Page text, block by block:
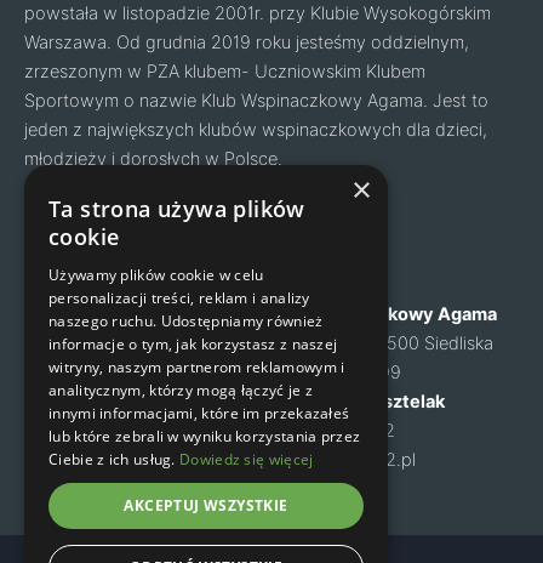
powstała w listopadzie 2001r. przy Klubie Wysokogórskim
Warszawa. Od grudnia 2019 roku jesteśmy oddzielnym,
zrzeszonym w PZA klubem- Uczniowskim Klubem
Sportowym o nazwie Klub Wspinaczkowy Agama. Jest to
jeden z największych klubów wspinaczkowych dla dzieci,
młodzieży i dorosłych w Polsce.
Facebook
Instagram
O nas
Cennik
Zapisy na zajęcia
Kontakt
Regulamin
Polityka prywatności
Klub Wspinaczkowy Agama
ul. Mysia 6, 05-500 Siedliska
NIP: 1231460699
Małgorzata Kusztelak
tel. 502 637 072
m-kusztelak@o2.pl
×
Ta strona używa plików
cookie
Używamy plików cookie w celu
personalizacji treści, reklam i analizy
naszego ruchu. Udostępniamy również
informacje o tym, jak korzystasz z naszej
witryny, naszym partnerom reklamowym i
analitycznym, którzy mogą łączyć je z
innymi informacjami, które im przekazałeś
lub które zebrali w wyniku korzystania przez
Ciebie z ich usług. Dowiedz się więcej
AKCEPTUJ WSZYSTKIE